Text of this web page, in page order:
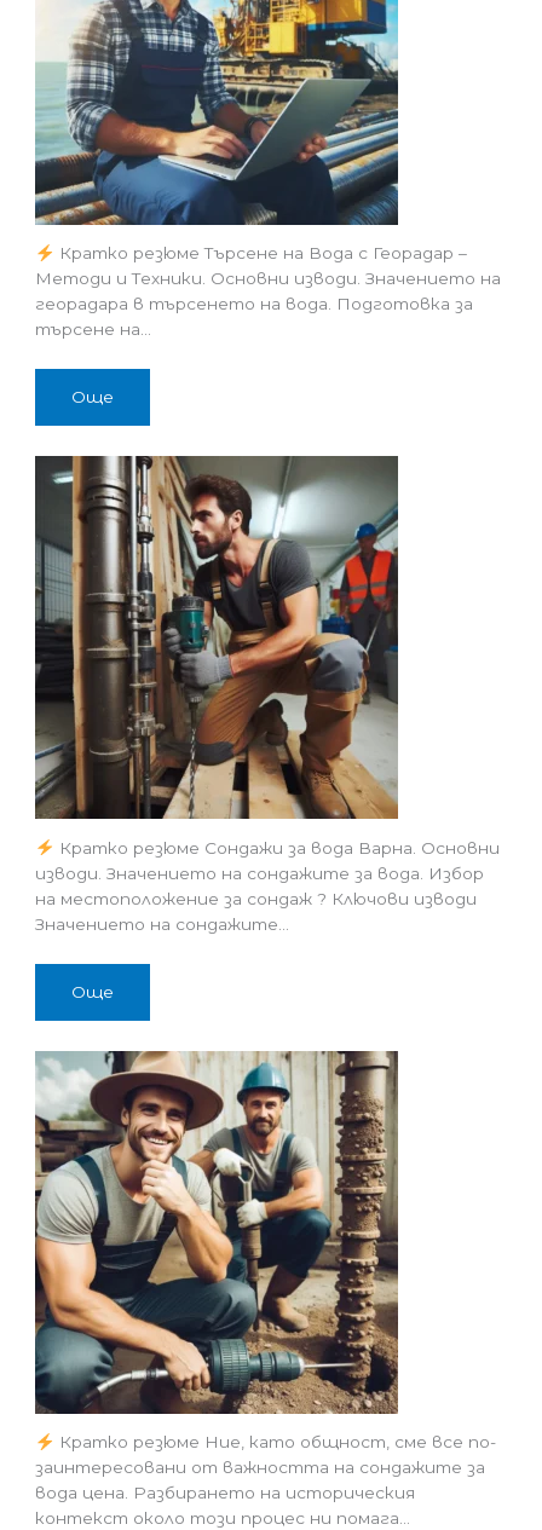
Кратко резюме Търсене на Вода с Георадар –
Методи и Техники. Основни изводи. Значението на
георадара в търсенето на вода. Подготовка за
търсене на…
Още
Кратко резюме Сондажи за вода Варна. Основни
изводи. Значението на сондажите за вода. Избор
на местоположение за сондаж ? Ключови изводи
Значението на сондажите…
Още
Кратко резюме Ние, като общност, сме все по-
заинтересовани от важността на сондажите за
вода цена. Разбирането на историческия
контекст около този процес ни помага…